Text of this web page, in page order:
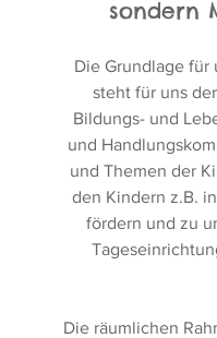
sondern
Die Grundlage für
steht für uns
Bildungs- und
und
und Themen der
den Kindern z.B.
fördern und zu
Die räumlichen